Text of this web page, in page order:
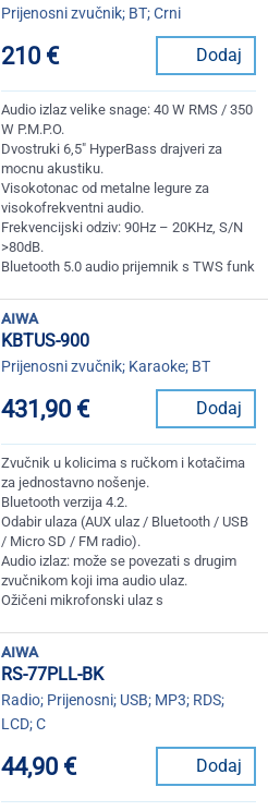
Prijenosni zvučnik; BT; Crni
210 € Dodaj
Audio izlaz velike snage: 40 W RMS / 350
W P.M.P.O.
Dvostruki 6,5" HyperBass drajveri za
mocnu akustiku.
Visokotonac od metalne legure za
visokofrekventni audio.
Frekvencijski odziv: 90Hz – 20KHz, S/N
>80dB.
Bluetooth 5.0 audio prijemnik s TWS funk
aiwa
KBTUS-900
Prijenosni zvučnik; Karaoke; BT
431,90 € Dodaj
Zvučnik u kolicima s ručkom i kotačima
za jednostavno nošenje.
Bluetooth verzija 4.2.
Odabir ulaza (AUX ulaz / Bluetooth / USB
/ Micro SD / FM radio).
Audio izlaz: može se povezati s drugim
zvučnikom koji ima audio ulaz.
Ožičeni mikrofonski ulaz s
aiwa
RS-77PLL-BK
Radio; Prijenosni; USB; MP3; RDS;
LCD; C
44,90 € Dodaj